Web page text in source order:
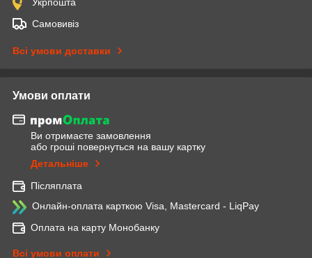
Самовивіз
Всі умови доставки
Умови оплати
Ви отримаєте замовлення
або гроші повернуться на вашу картку
Детальніше
Післяплата
Онлайн-оплата карткою Visa, Mastercard - LiqPay
Оплата на карту Монобанку
Всі умови оплати